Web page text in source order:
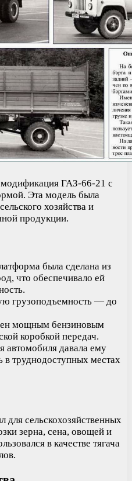
ГАЗ-66-21 с
Эта модель была
хозяйства и
продукции.
была сделана из
что обеспечивало ей
грузоподъемность — до
мощным бензиновым
коробкой передач.
автомобиля давала ему
в труднодоступных местах
сельскохозяйственных
зерна, сена, овощей и
в качестве тягача